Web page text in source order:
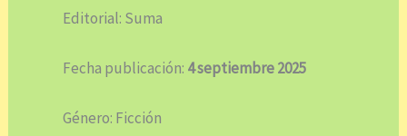
Editorial: Suma
Fecha publicación: 4 septiembre 2025
Género: Ficción